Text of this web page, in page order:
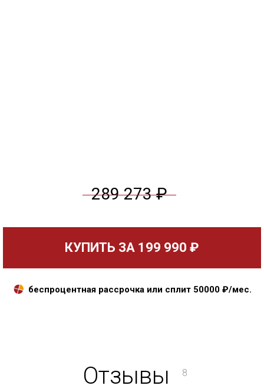
289 273 ₽
КУПИТЬ ЗА 199 990 ₽
беспроцентная рассрочка или сплит 50000₽/мес.
Отзывы 8